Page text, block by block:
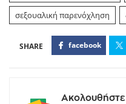
σεξουαλική παρενόχληση
facebook